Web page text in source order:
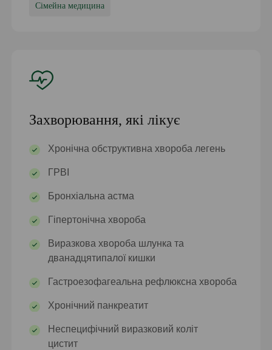
Сімейна медицина
Захворювання, які лікує
Хронічна обструктивна хвороба легень
ГРВІ
Бронхіальна астма
Гіпертонічна хвороба
Виразкова хвороба шлунка та
дванадцятипалої кишки
Гастроезофагеальна рефлюксна хвороба
Хронічний панкреатит
Неспецифічний виразковий коліт
цистит